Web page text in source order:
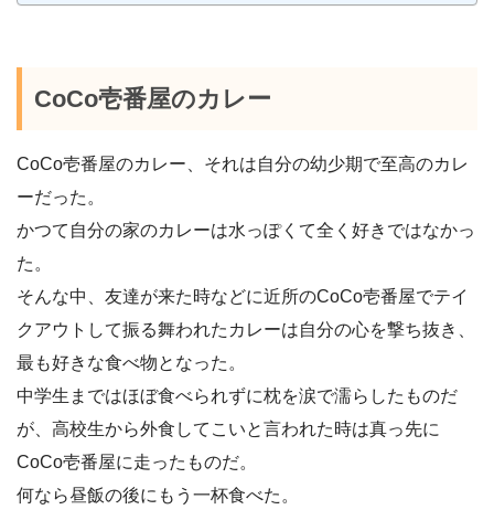
CoCo壱番屋のカレー
CoCo壱番屋のカレー、それは自分の幼少期で至高のカレ
ーだった。
かつて自分の家のカレーは水っぽくて全く好きではなかっ
た。
そんな中、友達が来た時などに近所のCoCo壱番屋でテイ
クアウトして振る舞われたカレーは自分の心を撃ち抜き、
最も好きな食べ物となった。
中学生まではほぼ食べられずに枕を涙で濡らしたものだ
が、高校生から外食してこいと言われた時は真っ先に
CoCo壱番屋に走ったものだ。
何なら昼飯の後にもう一杯食べた。